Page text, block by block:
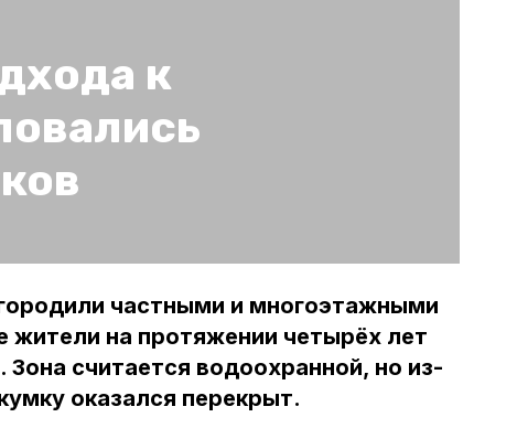
к
частными и многоэтажными
на протяжении четырёх лет
считается водоохранной, но из-
оказался перекрыт.